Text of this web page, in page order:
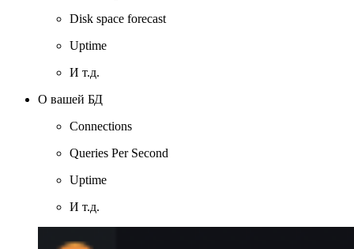
Disk space forecast
Uptime
И т.д.
О вашей БД
Connections
Queries Per Second
Uptime
И т.д.